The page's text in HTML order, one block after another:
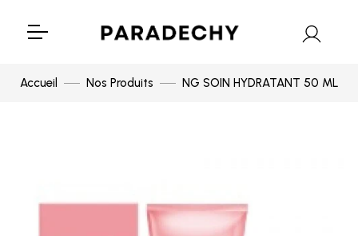
Accueil Nos Produits NG SOIN HYDRATANT 50 ML